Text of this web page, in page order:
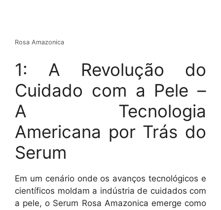
Rosa Amazonica
1: A Revolução do
Cuidado com a Pele –
A Tecnologia
Americana por Trás do
Serum
Em um cenário onde os avanços tecnológicos e
científicos moldam a indústria de cuidados com
a pele, o Serum Rosa Amazonica emerge como